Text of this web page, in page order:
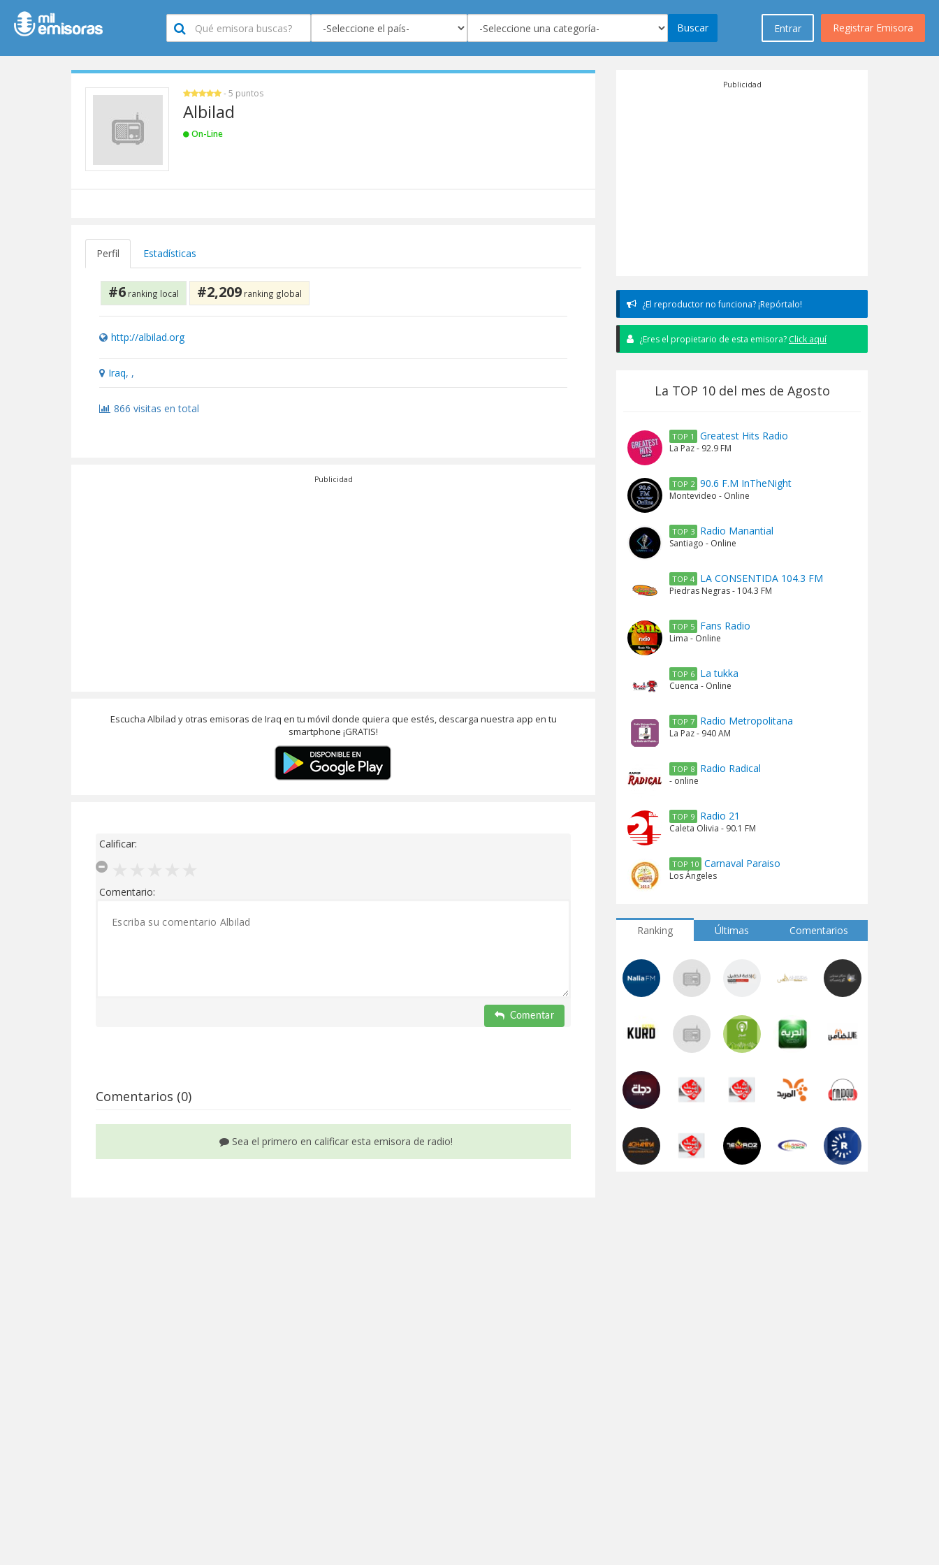
Registrar Emisora
Entrar
Buscar
- 5 puntos
Albilad
On-Line
Perfil Estadísticas
#6 ranking local #2,209 ranking global
http://albilad.org
Iraq, ,
866 visitas en total
Publicidad
Escucha Albilad y otras emisoras de Iraq en tu móvil donde quiera que estés, descarga nuestra app en tu
smartphone ¡GRATIS!
Calificar:
Comentario:
Comentar
Comentarios (0)
Sea el primero en calificar esta emisora de radio!
Publicidad
¿El reproductor no funciona? ¡Repórtalo!
¿Eres el propietario de esta emisora? Click aquí
La TOP 10 del mes de Agosto
TOP 1 Greatest Hits Radio
La Paz - 92.9 FM
TOP 2 90.6 F.M InTheNight
Montevideo - Online
TOP 3 Radio Manantial
Santiago - Online
TOP 4 LA CONSENTIDA 104.3 FM
Piedras Negras - 104.3 FM
TOP 5 Fans Radio
Lima - Online
TOP 6 La tukka
Cuenca - Online
TOP 7 Radio Metropolitana
La Paz - 940 AM
TOP 8 Radio Radical
- online
TOP 9 Radio 21
Caleta Olivia - 90.1 FM
TOP 10 Carnaval Paraiso
Los Ángeles
Ranking Últimas Comentarios